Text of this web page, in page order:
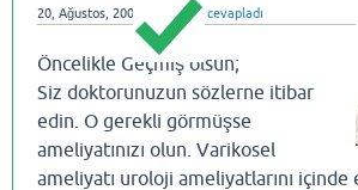
20, Ağustos, 2008 dralihatay cevapladı
Öncelikle Geçmiş olsun;
Siz doktorunuzun sözlerne itibar
edin. O gerekli görmüşse
ameliyatınızı olun. Varikosel
ameliyatı uroloji ameliyatlarını içinde